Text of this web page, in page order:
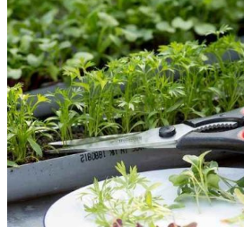
ORNAMENTALES
HORTENSIAS
ROSALES
GERANIOS
VIVERO
RECURSOS
BLOGUE ECO